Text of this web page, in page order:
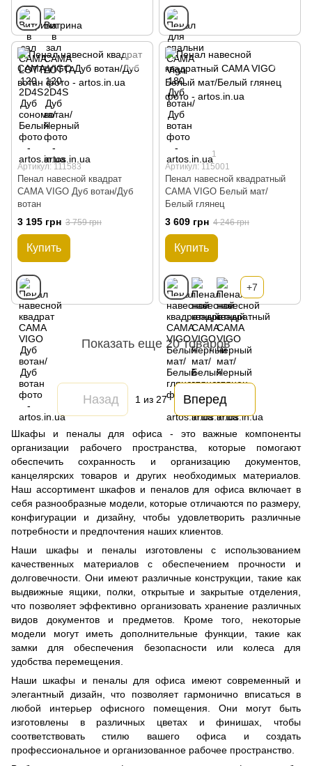
Артикул: 111583
Пенал навесной квадрат
CAMA VIGO Дуб вотан/Дуб
вотан
3 195 грн 3 759 грн
Купить
1
Артикул: 115001
Пенал навесной квадратный
CAMA VIGO Белый мат/
Белый глянец
3 609 грн 4 246 грн
Купить
+7
Показать еще 20 товаров
Назад 1 из 27 Вперед
Шкафы и пеналы для офиса - это важные компоненты
организации рабочего пространства, которые помогают
обеспечить сохранность и организацию документов,
канцелярских товаров и других необходимых материалов.
Наш ассортимент шкафов и пеналов для офиса включает в
себя разнообразные модели, которые отличаются по размеру,
конфигурации и дизайну, чтобы удовлетворить различные
потребности и предпочтения наших клиентов.
Наши шкафы и пеналы изготовлены с использованием
качественных материалов с обеспечением прочности и
долговечности. Они имеют различные конструкции, такие как
выдвижные ящики, полки, открытые и закрытые отделения,
что позволяет эффективно организовать хранение различных
видов документов и предметов. Кроме того, некоторые
модели могут иметь дополнительные функции, такие как
замки для обеспечения безопасности или колеса для
удобства перемещения.
Наши шкафы и пеналы для офиса имеют современный и
элегантный дизайн, что позволяет гармонично вписаться в
любой интерьер офисного помещения. Они могут быть
изготовлены в различных цветах и финишах, чтобы
соответствовать стилю вашего офиса и создать
профессиональное и организованное рабочее пространство.